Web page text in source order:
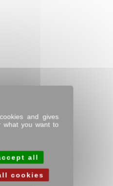
and gives
what you want to
all
cookies